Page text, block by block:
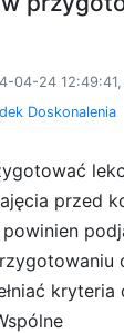
04-24
Doskonalenia
przed
powinien
kryteria